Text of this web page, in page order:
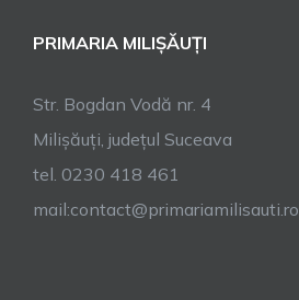
PRIMARIA MILIȘĂUȚI
Str. Bogdan Vodă nr. 4
Milișăuți, județul Suceava
tel. 0230 418 461
mail:contact@primariamilisauti.ro